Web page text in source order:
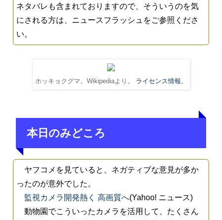
ネタバレも含まれておりますので、そういうのを気
にされる方は、ニュースフラッシュをご参照くださ
い。
ホッキョクグマ。Wikipediaより。 ライセンス情報 。
本日のみどころ
ヤフコメを見ていると、ネガティブな意見が多か
ったのが意外でした。
監視カメラ開発熱く 高画質へ(Yahoo! ニュース)
動物園でこういったカメラを活用して、たくさん